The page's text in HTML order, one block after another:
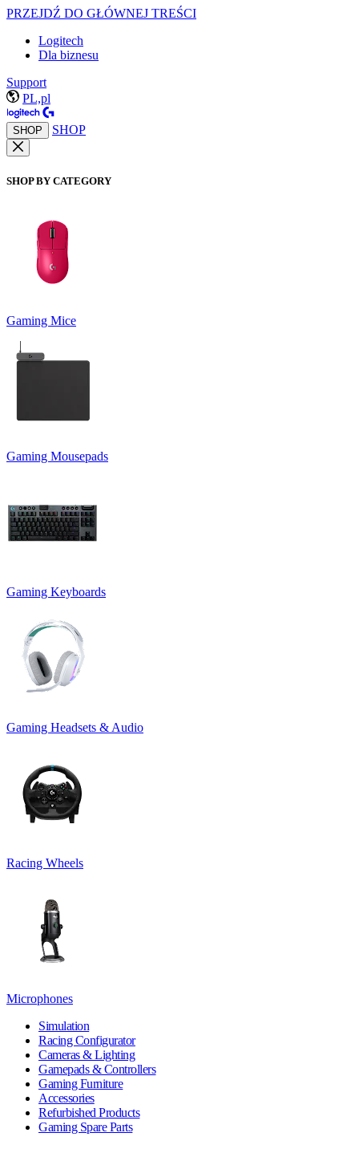
PRZEJDŹ DO GŁÓWNEJ TREŚCI
Logitech
Dla biznesu
Support
PL,pl
SHOP SHOP
SHOP BY CATEGORY
Gaming Mice
Gaming Mousepads
Gaming Keyboards
Gaming Headsets & Audio
Racing Wheels
Microphones
Simulation
Racing Configurator
Cameras & Lighting
Gamepads & Controllers
Gaming Furniture
Accessories
Refurbished Products
Gaming Spare Parts